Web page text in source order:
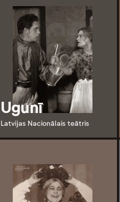
Ugunī
Latvijas Nacionālais teātris